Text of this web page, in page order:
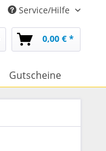
Service/Hilfe
0,00 € *
Gutscheine